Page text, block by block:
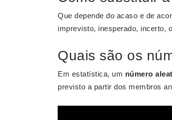
Que depende do acaso e de
imprevisto, inesperado, incerto,
Quais são os
Em estatística, um número
previsto a partir dos membros